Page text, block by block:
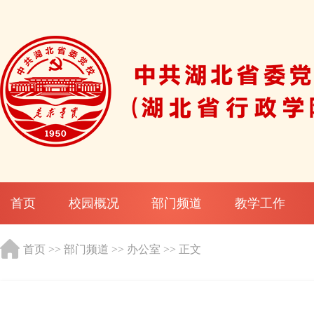
首页 校园概况 部门频道 教学工作
首页 >> 部门频道 >> 办公室 >> 正文